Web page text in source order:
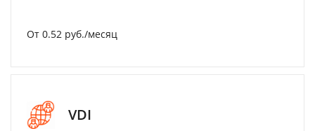
От 0.52 руб./месяц
VDI